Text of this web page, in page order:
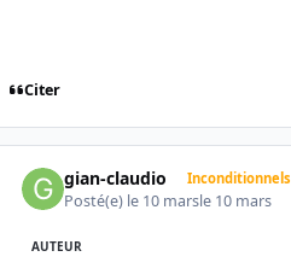
Citer
gian-claudio Inconditionnels
Posté(e) le 10 marsle 10 mars
AUTEUR